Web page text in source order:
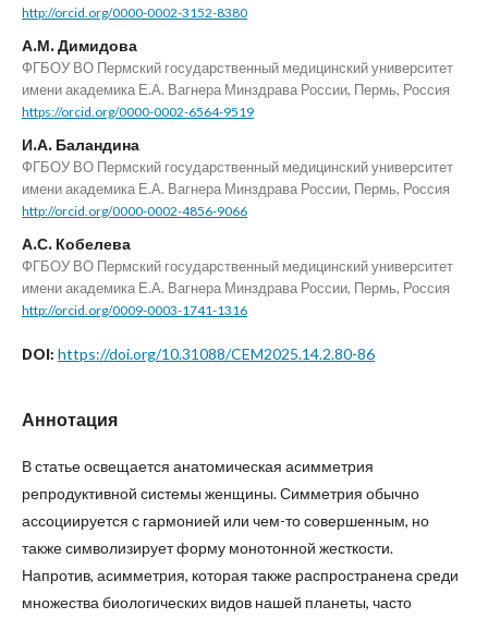
http://orcid.org/0000-0002-3152-8380
А.М. Димидова
ФГБОУ ВО Пермский государственный медицинский университет
имени академика Е.А. Вагнера Минздрава России, Пермь, Россия
https://orcid.org/0000-0002-6564-9519
И.А. Баландина
ФГБОУ ВО Пермский государственный медицинский университет
имени академика Е.А. Вагнера Минздрава России, Пермь, Россия
http://orcid.org/0000-0002-4856-9066
А.С. Кобелева
ФГБОУ ВО Пермский государственный медицинский университет
имени академика Е.А. Вагнера Минздрава России, Пермь, Россия
http://orcid.org/0009-0003-1741-1316
DOI: https://doi.org/10.31088/CEM2025.14.2.80-86
Аннотация
В статье освещается анатомическая асимметрия
репродуктивной системы женщины. Симметрия обычно
ассоциируется с гармонией или чем-то совершенным, но
также символизирует форму монотонной жесткости.
Напротив, асимметрия, которая также распространена среди
множества биологических видов нашей планеты, часто